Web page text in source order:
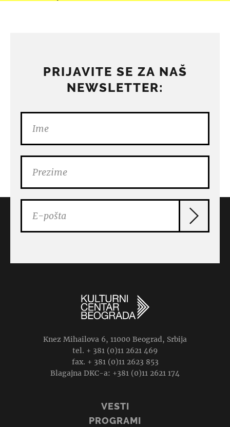
PRIJAVITE SE ZA NAŠ
NEWSLETTER:
Knez Mihailova 6, 11000 Beograd, Srbija
tel. + 381 (0)11 2621 469
fax. + 381 (0)11 2623 853
Blagajna DKC-a: +381 (0)11 2621 174
VESTI
PROGRAMI